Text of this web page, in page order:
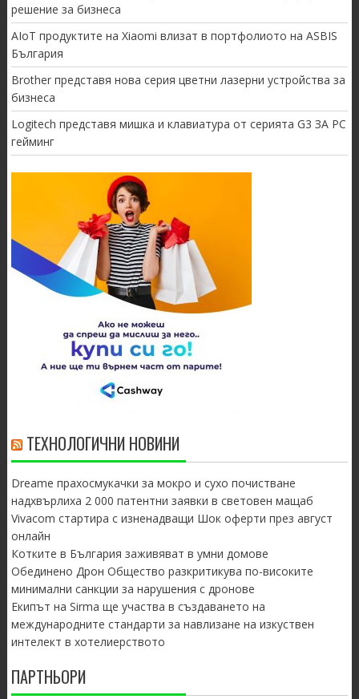
решение за бизнеса
AIoT продуктите на Xiaomi влизат в портфолиото на ASBIS
България
Brother представя нова серия цветни лазерни устройства за
бизнеса
Logitech представя мишка и клавиатура от серията G3 ЗА PC
гейминг
ТЕХНОЛОГИЧНИ НОВИНИ
Dreame прахосмукачки за мокро и сухо почистване
надхвърлиха 2 000 патентни заявки в световен мащаб
Vivacom стартира с изненадващи Шок оферти през август
онлайн
Котките в България заживяват в умни домове
Обединено Дрон Общество разкритикува по-високите
минимални санкции за нарушения с дронове
Екипът на Sirma ще участва в създаването на
международните стандарти за навлизане на изкуствен
интелект в хотелиерството
ПАРТНЬОРИ